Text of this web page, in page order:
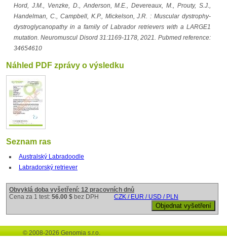
Hord, J.M., Venzke, D., Anderson, M.E., Devereaux, M., Prouty, S.J.,
Handelman, C., Campbell, K.P., Mickelson, J.R. : Muscular dystrophy-
dystroglycanopathy in a family of Labrador retrievers with a LARGE1
mutation. Neuromuscul Disord 31:1169-1178, 2021. Pubmed reference:
34654610
Náhled PDF zprávy o výsledku
Seznam ras
Australský Labradoodle
Labradorský retriever
Obvyklá doba vyšetření: 12 pracovních dnů
Cena za 1 test: 56.00 $ bez DPH CZK / EUR / USD / PLN
© 2008-2026 Genomia s.r.o.